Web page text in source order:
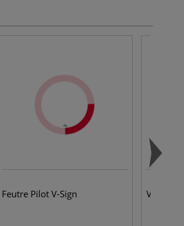
Feutre Pilot V-Sign Vernis à